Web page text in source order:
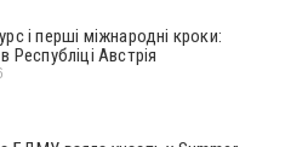
і перші міжнародні кроки:
Республіці Австрія